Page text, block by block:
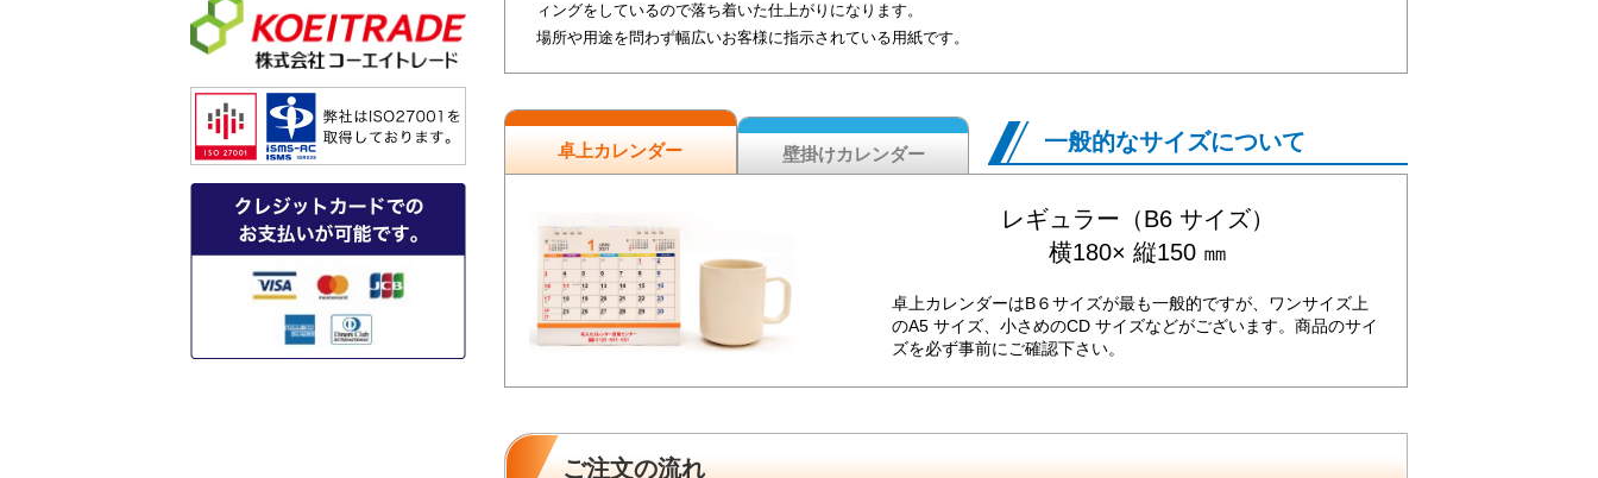
ィングをしているので落ち着いた仕上がりになります。
場所や用途を問わず幅広いお客様に指示されている用紙です。
一般的なサイズについて
卓上カレンダー 壁掛けカレンダー
レギュラー（B6 サイズ）
横180× 縦150 ㎜
卓上カレンダーはB６サイズが最も一般的ですが、ワンサイズ上
のA5 サイズ、小さめのCD サイズなどがございます。商品のサイ
ズを必ず事前にご確認下さい。
ご注文の流れ